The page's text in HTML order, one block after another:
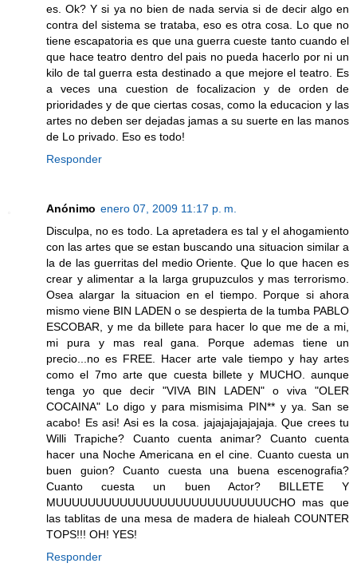
es. Ok? Y si ya no bien de nada servia si de decir algo en
contra del sistema se trataba, eso es otra cosa. Lo que no
tiene escapatoria es que una guerra cueste tanto cuando el
que hace teatro dentro del pais no pueda hacerlo por ni un
kilo de tal guerra esta destinado a que mejore el teatro. Es
a veces una cuestion de focalizacion y de orden de
prioridades y de que ciertas cosas, como la educacion y las
artes no deben ser dejadas jamas a su suerte en las manos
de Lo privado. Eso es todo!
Responder
Anónimo enero 07, 2009 11:17 p. m.
Disculpa, no es todo. La apretadera es tal y el ahogamiento
con las artes que se estan buscando una situacion similar a
la de las guerritas del medio Oriente. Que lo que hacen es
crear y alimentar a la larga grupuzculos y mas terrorismo.
Osea alargar la situacion en el tiempo. Porque si ahora
mismo viene BIN LADEN o se despierta de la tumba PABLO
ESCOBAR, y me da billete para hacer lo que me de a mi,
mi pura y mas real gana. Porque ademas tiene un
precio...no es FREE. Hacer arte vale tiempo y hay artes
como el 7mo arte que cuesta billete y MUCHO. aunque
tenga yo que decir "VIVA BIN LADEN" o viva "OLER
COCAINA" Lo digo y para mismisima PIN** y ya. San se
acabo! Es asi! Asi es la cosa. jajajajajajajaja. Que crees tu
Willi Trapiche? Cuanto cuenta animar? Cuanto cuenta
hacer una Noche Americana en el cine. Cuanto cuesta un
buen guion? Cuanto cuesta una buena escenografia?
Cuanto cuesta un buen Actor? BILLETE Y
MUUUUUUUUUUUUUUUUUUUUUUUUUUUCHO mas que
las tablitas de una mesa de madera de hialeah COUNTER
TOPS!!! OH! YES!
Responder